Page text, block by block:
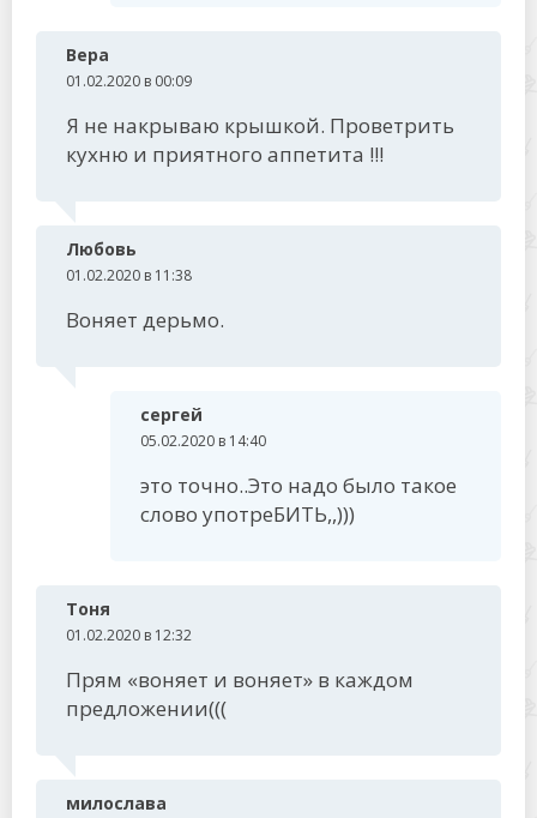
Вера
01.02.2020 в 00:09
Я не накрываю крышкой. Проветрить
кухню и приятного аппетита !!!
Любовь
01.02.2020 в 11:38
Воняет дерьмо.
сергей
05.02.2020 в 14:40
это точно..Это надо было такое
слово употреБИТЬ,,)))
Тоня
01.02.2020 в 12:32
Прям «воняет и воняет» в каждом
предложении(((
милослава